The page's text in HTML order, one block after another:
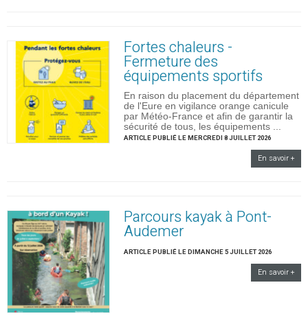
Fortes chaleurs -
Fermeture des
équipements sportifs
En raison du placement du département
de l'Eure en vigilance orange canicule
par Météo-France et afin de garantir la
sécurité de tous, les équipements ...
ARTICLE PUBLIÉ LE MERCREDI 8 JUILLET 2026
En savoir +
Parcours kayak à Pont-
Audemer
ARTICLE PUBLIÉ LE DIMANCHE 5 JUILLET 2026
En savoir +